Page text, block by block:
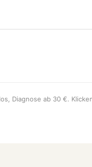
Diagnose ab 30 €.